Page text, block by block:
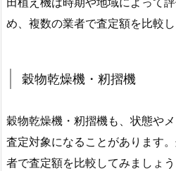
め、複数の業者で査定額を比較し
穀物乾燥機・籾摺機
穀物乾燥機・籾摺機も、状態や
査定対象になることがあります
者で査定額を比較してみましょう